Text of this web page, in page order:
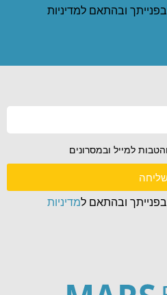
ובהתאם למדיניות
למייל ובמסרונים
ובהתאם למדיניות